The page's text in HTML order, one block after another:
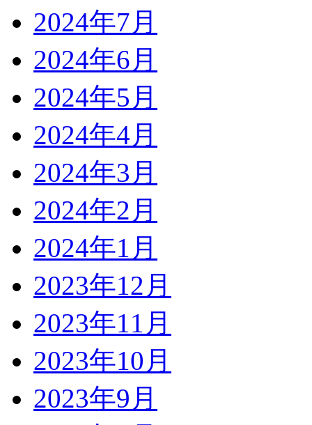
2024年7月
2024年6月
2024年5月
2024年4月
2024年3月
2024年2月
2024年1月
2023年12月
2023年11月
2023年10月
2023年9月